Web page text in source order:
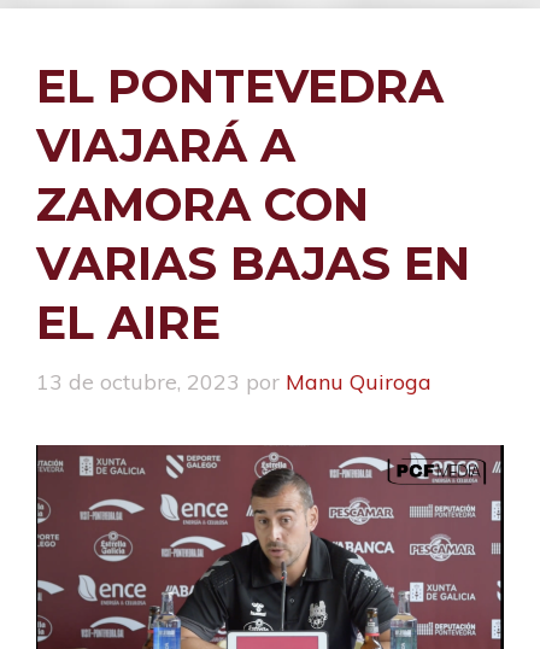
EL PONTEVEDRA
VIAJARÁ A
ZAMORA CON
VARIAS BAJAS EN
EL AIRE
13 de octubre, 2023 por Manu Quiroga